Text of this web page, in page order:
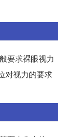
要求裸眼视力
对视力的要求